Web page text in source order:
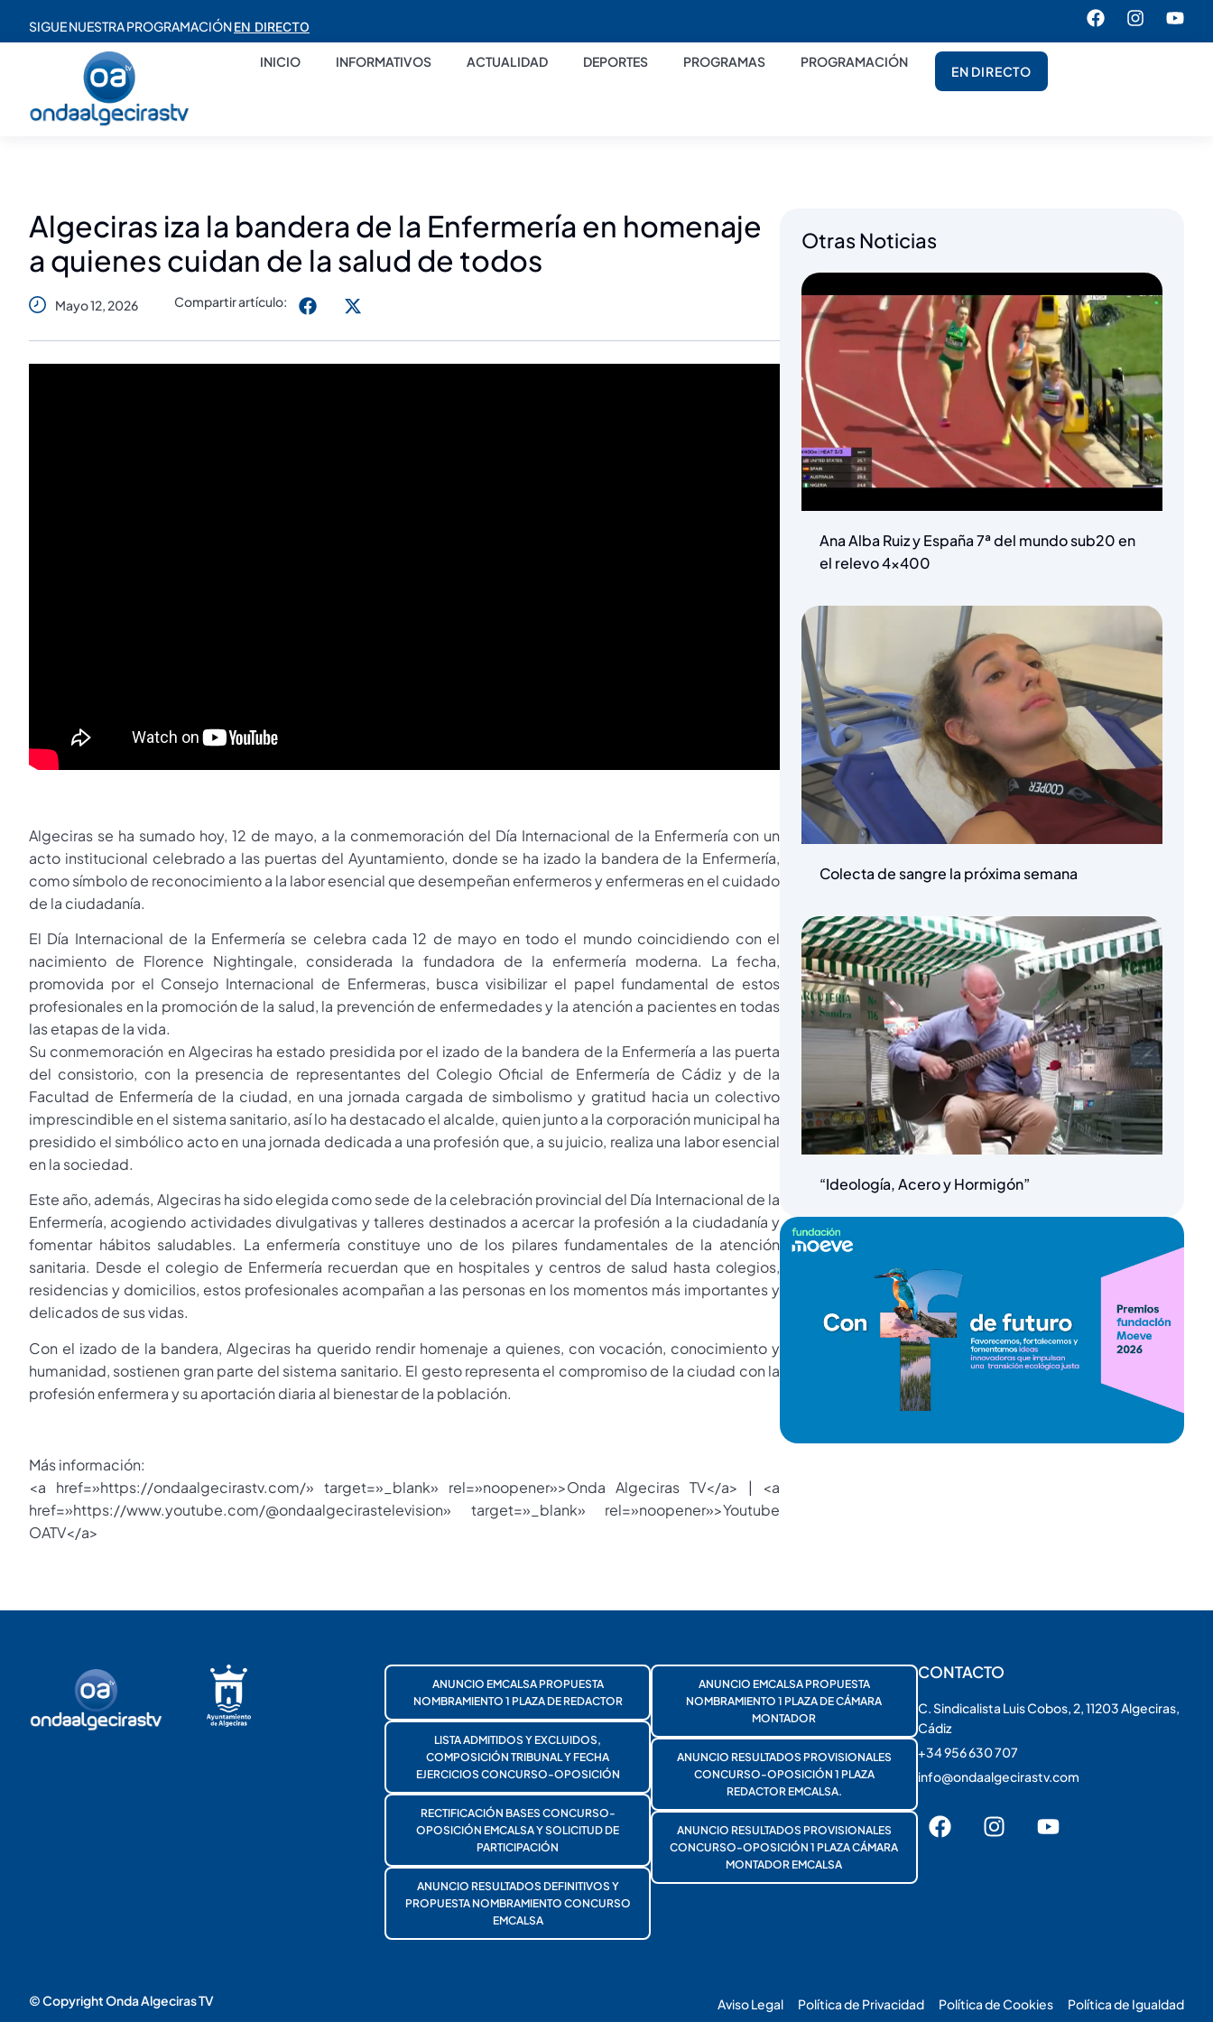
SIGUE NUESTRA PROGRAMACIÓNEN DIRECTO
INICIO INFORMATIVOS ACTUALIDAD DEPORTES PROGRAMAS PROGRAMACIÓN
EN DIRECTO
Algeciras iza la bandera de la Enfermería en homenaje
a quienes cuidan de la salud de todos
Mayo 12, 2026 Compartir artículo:
Algeciras se ha sumado hoy, 12 de mayo, a la conmemoración del Día Internacional de la Enfermería con un
acto institucional celebrado a las puertas del Ayuntamiento, donde se ha izado la bandera de la Enfermería,
como símbolo de reconocimiento a la labor esencial que desempeñan enfermeros y enfermeras en el cuidado
de la ciudadanía.
El Día Internacional de la Enfermería se celebra cada 12 de mayo en todo el mundo coincidiendo con el
nacimiento de Florence Nightingale, considerada la fundadora de la enfermería moderna. La fecha,
promovida por el Consejo Internacional de Enfermeras, busca visibilizar el papel fundamental de estos
profesionales en la promoción de la salud, la prevención de enfermedades y la atención a pacientes en todas
las etapas de la vida.
Su conmemoración en Algeciras ha estado presidida por el izado de la bandera de la Enfermería a las puerta
del consistorio, con la presencia de representantes del Colegio Oficial de Enfermería de Cádiz y de la
Facultad de Enfermería de la ciudad, en una jornada cargada de simbolismo y gratitud hacia un colectivo
imprescindible en el sistema sanitario, así lo ha destacado el alcalde, quien junto a la corporación municipal ha
presidido el simbólico acto en una jornada dedicada a una profesión que, a su juicio, realiza una labor esencial
en la sociedad.
Este año, además, Algeciras ha sido elegida como sede de la celebración provincial del Día Internacional de la
Enfermería, acogiendo actividades divulgativas y talleres destinados a acercar la profesión a la ciudadanía y
fomentar hábitos saludables. La enfermería constituye uno de los pilares fundamentales de la atención
sanitaria. Desde el colegio de Enfermería recuerdan que en hospitales y centros de salud hasta colegios,
residencias y domicilios, estos profesionales acompañan a las personas en los momentos más importantes y
delicados de sus vidas.
Con el izado de la bandera, Algeciras ha querido rendir homenaje a quienes, con vocación, conocimiento y
humanidad, sostienen gran parte del sistema sanitario. El gesto representa el compromiso de la ciudad con la
profesión enfermera y su aportación diaria al bienestar de la población.
Más información:
<a href=»https://ondaalgecirastv.com/» target=»_blank» rel=»noopener»>Onda Algeciras TV</a> | <a
href=»https://www.youtube.com/@ondaalgecirastelevision» target=»_blank» rel=»noopener»>Youtube
OATV</a>
Otras Noticias
Ana Alba Ruiz y España 7ª del mundo sub20 en
el relevo 4×400
Colecta de sangre la próxima semana
“Ideología, Acero y Hormigón”
ANUNCIO EMCALSA PROPUESTA
NOMBRAMIENTO 1 PLAZA DE REDACTOR
LISTA ADMITIDOS Y EXCLUIDOS,
COMPOSICIÓN TRIBUNAL Y FECHA
EJERCICIOS CONCURSO-OPOSICIÓN
RECTIFICACIÓN BASES CONCURSO-
OPOSICIÓN EMCALSA Y SOLICITUD DE
PARTICIPACIÓN
ANUNCIO RESULTADOS DEFINITIVOS Y
PROPUESTA NOMBRAMIENTO CONCURSO
EMCALSA
ANUNCIO EMCALSA PROPUESTA
NOMBRAMIENTO 1 PLAZA DE CÁMARA
MONTADOR
ANUNCIO RESULTADOS PROVISIONALES
CONCURSO-OPOSICIÓN 1 PLAZA
REDACTOR EMCALSA.
ANUNCIO RESULTADOS PROVISIONALES
CONCURSO-OPOSICIÓN 1 PLAZA CÁMARA
MONTADOR EMCALSA
CONTACTO
C. Sindicalista Luis Cobos, 2, 11203 Algeciras,
Cádiz
+34 956 630 707
info@ondaalgecirastv.com
© Copyright Onda Algeciras TV Aviso Legal Política de Privacidad Política de Cookies Política de Igualdad